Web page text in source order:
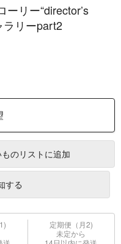
リー“director’s
ラリーpart2
のリストに追加
する
定期便（月2)
未定から